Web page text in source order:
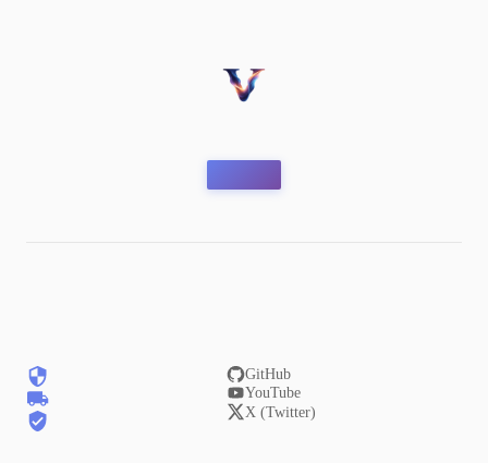
GitHub
YouTube
X (Twitter)